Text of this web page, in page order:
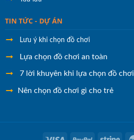
TIN TỨC - DỰ ÁN
Lưu ý khi chọn đồ chơi
Lựa chọn đồ chơi an toàn
7 lời khuyên khi lựa chọn đồ chơi
Nên chọn đồ chơi gì cho trẻ